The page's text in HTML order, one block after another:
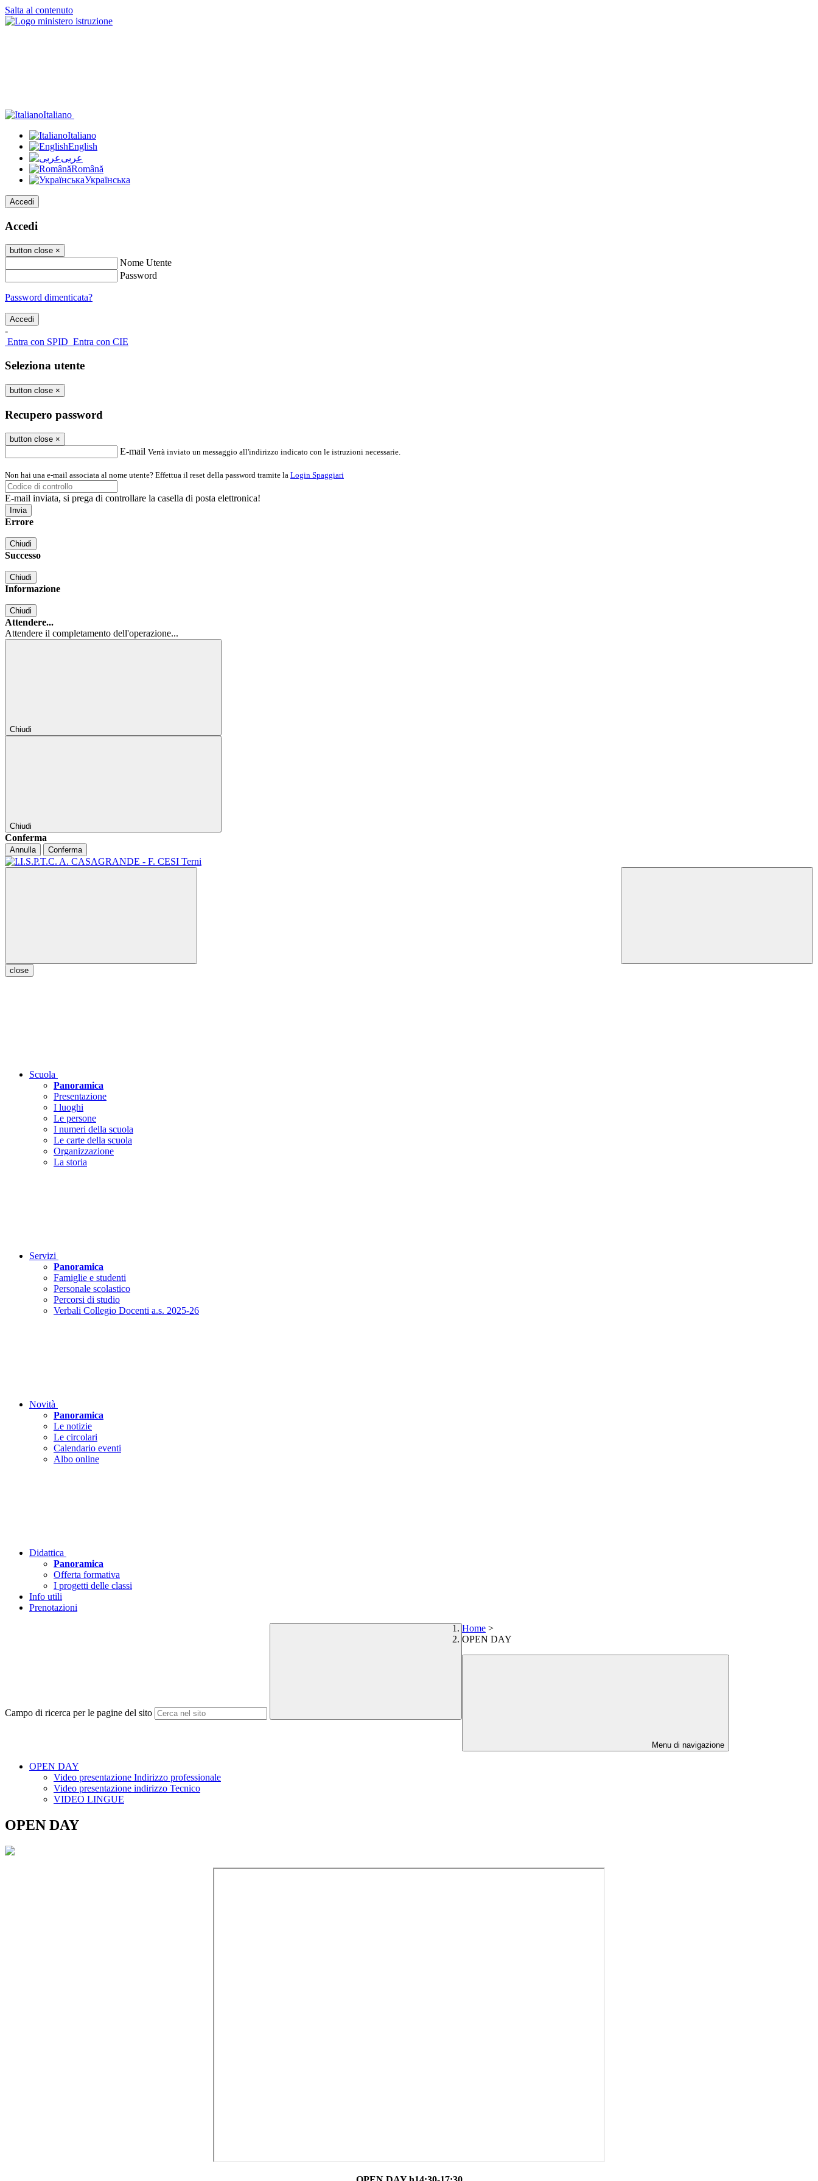
Salta al contenuto
Italiano
Italiano
English
عربى
Română
Українська
Accedi
Accedi
button close ×
Nome Utente
Password
Password dimenticata?
-
Entra con SPID Entra con CIE
Seleziona utente
button close ×
Recupero password
button close ×
E-mail Verrà inviato un messaggio all'indirizzo indicato con le istruzioni necessarie.
Non hai una e-mail associata al nome utente? Effettua il reset della password tramite la Login Spaggiari
E-mail inviata, si prega di controllare la casella di posta elettronica!
Errore
Chiudi
Successo
Chiudi
Informazione
Chiudi
Attendere...
Attendere il completamento dell'operazione...
Chiudi
Chiudi
Conferma
Annulla Conferma
close
Scuola
Panoramica
Presentazione
I luoghi
Le persone
I numeri della scuola
Le carte della scuola
Organizzazione
La storia
Servizi
Panoramica
Famiglie e studenti
Personale scolastico
Percorsi di studio
Verbali Collegio Docenti a.s. 2025-26
Novità
Panoramica
Le notizie
Le circolari
Calendario eventi
Albo online
Didattica
Panoramica
Offerta formativa
I progetti delle classi
Info utili
Prenotazioni
Campo di ricerca per le pagine del sito
Home >
OPEN DAY
Menu di navigazione
OPEN DAY
Video presentazione Indirizzo professionale
Video presentazione indirizzo Tecnico
VIDEO LINGUE
OPEN DAY